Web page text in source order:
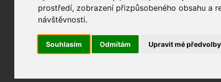
prostředí, zobrazení přizpůsobeného obsahu a
návštěvnosti.
Souhlasím Odmítám Upravit mé předvolby
.ondrej 10:44 ostatní
splash ferrosa
fotky autora